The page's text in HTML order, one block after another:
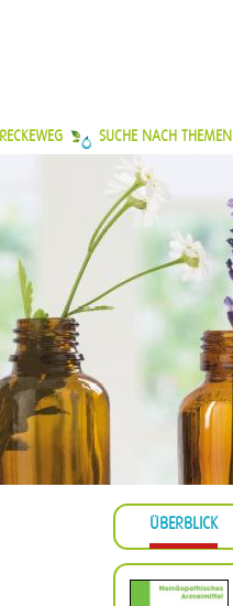
SUCHE NACH THEMEN
ÜBERBLICK